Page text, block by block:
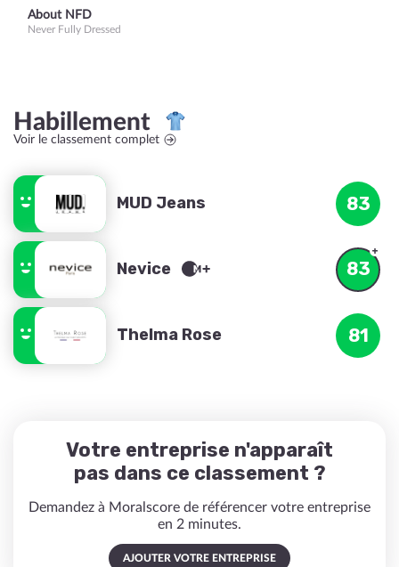
About NFD
Never Fully Dressed
Habillement
Voir le classement complet
MUD Jeans 83
Nevice 83
Thelma Rose 81
Votre entreprise n'apparaît
pas dans ce classement ?
Demandez à Moralscore de référencer votre entreprise
en 2 minutes.
AJOUTER VOTRE ENTREPRISE